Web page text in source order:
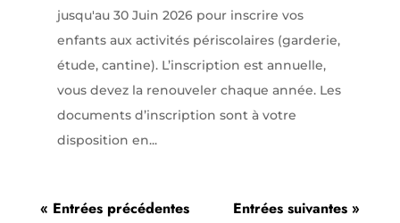
jusqu'au 30 Juin 2026 pour inscrire vos
enfants aux activités périscolaires (garderie,
étude, cantine). L’inscription est annuelle,
vous devez la renouveler chaque année. Les
documents d’inscription sont à votre
disposition en...
« Entrées précédentes Entrées suivantes »